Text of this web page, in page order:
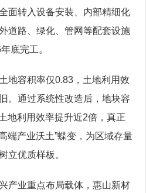
面转入设备安装、内部精细化
道路、绿化、管网等配套设施
底完工。
容积率仅0.83，土地利用效
。通过系统性改造后，地块容
地利用效率提升近2倍，真正
端产业沃土”蝶变，为区域存量
立优质样板。
业重点布局载体，惠山新材